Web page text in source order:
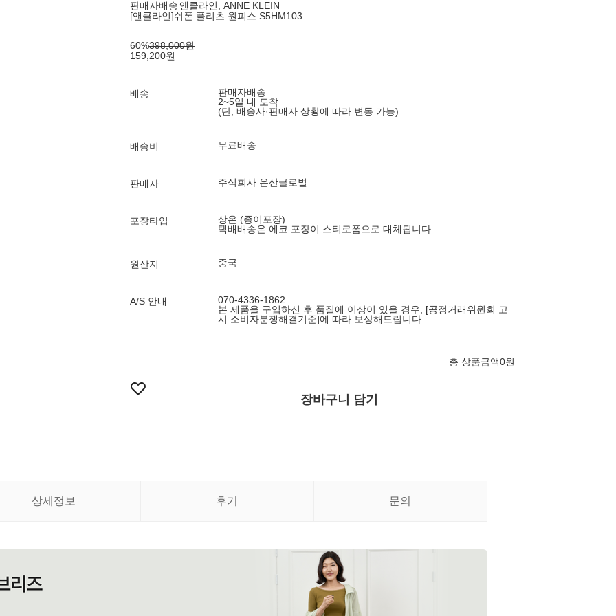
판매자배송 앤클라인, ANNE KLEIN
[앤클라인]쉬폰 플리츠 원피스 S5HM103
60%398,000원
159,200원
배송
판매자배송
2~5일 내 도착
(단, 배송사·판매자 상황에 따라 변동 가능)
배송비 무료배송
판매자 주식회사 은산글로벌
포장타입
상온 (종이포장)
택배배송은 에코 포장이 스티로폼으로 대체됩니다.
원산지 중국
A/S 안내
070-4336-1862
본 제품을 구입하신 후 품질에 이상이 있을 경우, [공정거래위원회 고
시 소비자분쟁해결기준]에 따라 보상해드립니다
총 상품금액0원
장바구니 담기
상세정보 후기 문의